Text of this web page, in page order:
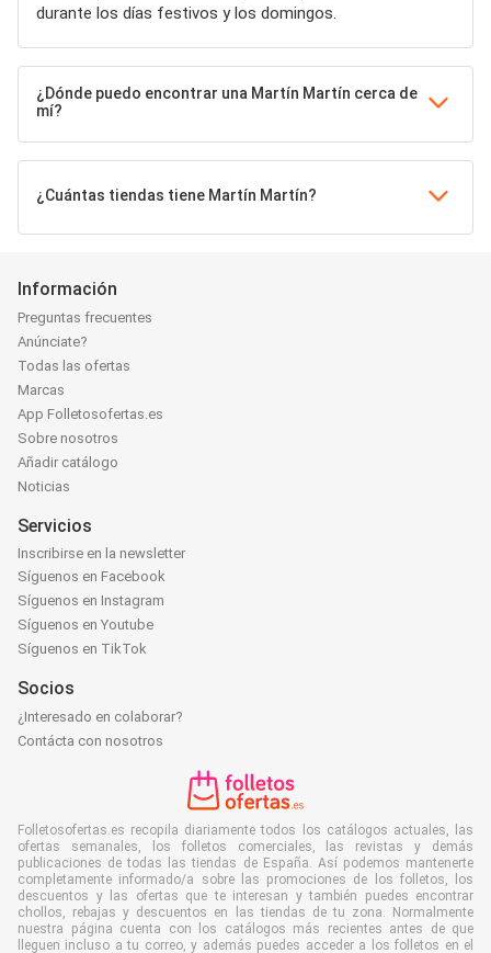
durante los días festivos y los domingos.
¿Dónde puedo encontrar una Martín Martín cerca de
mí?
¿Cuántas tiendas tiene Martín Martín?
Información
Preguntas frecuentes
Anúnciate?
Todas las ofertas
Marcas
App Folletosofertas.es
Sobre nosotros
Añadir catálogo
Noticias
Servicios
Inscribirse en la newsletter
Síguenos en Facebook
Síguenos en Instagram
Síguenos en Youtube
Síguenos en TikTok
Socios
¿Interesado en colaborar?
Contácta con nosotros
Folletosofertas.es recopila diariamente todos los catálogos actuales, las
ofertas semanales, los folletos comerciales, las revistas y demás
publicaciones de todas las tiendas de España. Así podemos mantenerte
completamente informado/a sobre las promociones de los folletos, los
descuentos y las ofertas que te interesan y también puedes encontrar
chollos, rebajas y descuentos en las tiendas de tu zona. Normalmente
nuestra página cuenta con los catálogos más recientes antes de que
lleguen incluso a tu correo, y además puedes acceder a los folletos en el